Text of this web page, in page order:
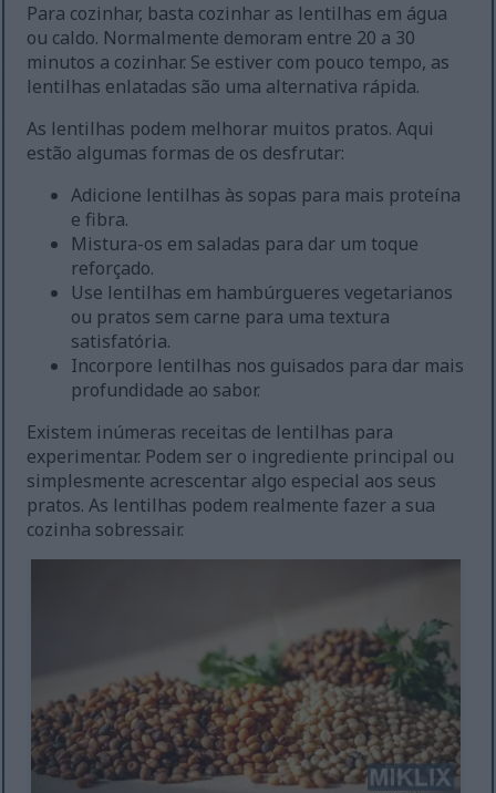
Para cozinhar, basta cozinhar as lentilhas em água
ou caldo. Normalmente demoram entre 20 a 30
minutos a cozinhar. Se estiver com pouco tempo, as
lentilhas enlatadas são uma alternativa rápida.
As lentilhas podem melhorar muitos pratos. Aqui
estão algumas formas de os desfrutar:
Adicione lentilhas às sopas para mais proteína
e fibra.
Mistura-os em saladas para dar um toque
reforçado.
Use lentilhas em hambúrgueres vegetarianos
ou pratos sem carne para uma textura
satisfatória.
Incorpore lentilhas nos guisados para dar mais
profundidade ao sabor.
Existem inúmeras receitas de lentilhas para
experimentar. Podem ser o ingrediente principal ou
simplesmente acrescentar algo especial aos seus
pratos. As lentilhas podem realmente fazer a sua
cozinha sobressair.